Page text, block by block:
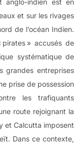
anglo-indien est en
et sur les rivages
de l’océan Indien.
» accusés de
systématique de
grandes entreprises
prise de possession
les trafiquants
route rejoignant la
et Calcutta imposent
Dans ce contexte,